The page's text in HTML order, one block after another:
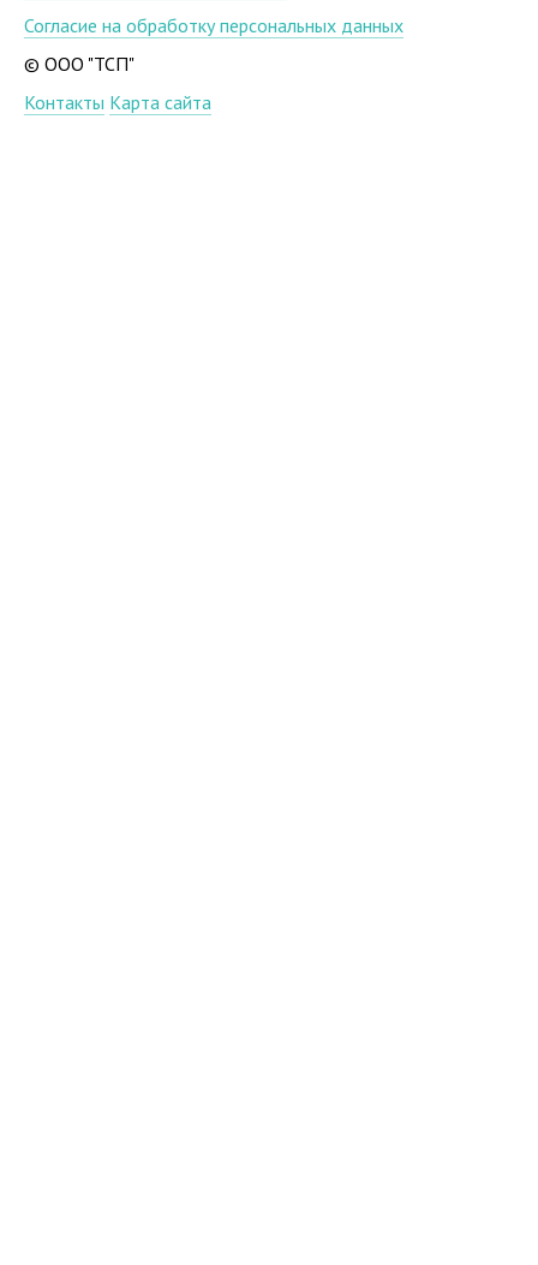
Согласие на обработку персональных данных
© ООО "ТСП"
Контакты Карта сайта